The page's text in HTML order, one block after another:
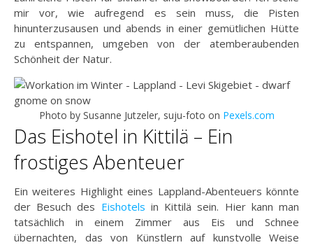
mir vor, wie aufregend es sein muss, die Pisten
hinunterzusausen und abends in einer gemütlichen Hütte
zu entspannen, umgeben von der atemberaubenden
Schönheit der Natur.
Photo by Susanne Jutzeler, suju-foto on Pexels.com
Das Eishotel in Kittilä – Ein
frostiges Abenteuer
Ein weiteres Highlight eines Lappland-Abenteuers könnte
der Besuch des Eishotels in Kittilä sein. Hier kann man
tatsächlich in einem Zimmer aus Eis und Schnee
übernachten, das von Künstlern auf kunstvolle Weise